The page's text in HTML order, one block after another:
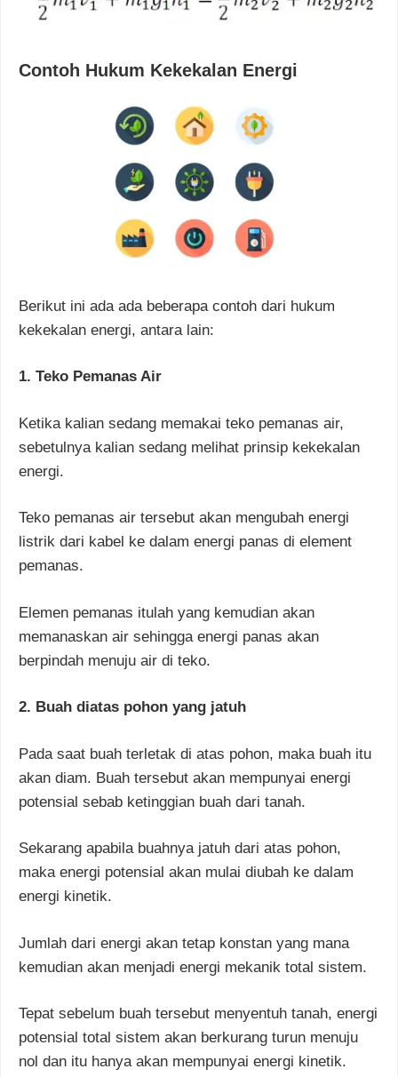
Contoh Hukum Kekekalan Energi
Berikut ini ada ada beberapa contoh dari hukum
kekekalan energi, antara lain:
1. Teko Pemanas Air
Ketika kalian sedang memakai teko pemanas air,
sebetulnya kalian sedang melihat prinsip kekekalan
energi.
Teko pemanas air tersebut akan mengubah energi
listrik dari kabel ke dalam energi panas di element
pemanas.
Elemen pemanas itulah yang kemudian akan
memanaskan air sehingga energi panas akan
berpindah menuju air di teko.
2. Buah diatas pohon yang jatuh
Pada saat buah terletak di atas pohon, maka buah itu
akan diam. Buah tersebut akan mempunyai energi
potensial sebab ketinggian buah dari tanah.
Sekarang apabila buahnya jatuh dari atas pohon,
maka energi potensial akan mulai diubah ke dalam
energi kinetik.
Jumlah dari energi akan tetap konstan yang mana
kemudian akan menjadi energi mekanik total sistem.
Tepat sebelum buah tersebut menyentuh tanah, energi
potensial total sistem akan berkurang turun menuju
nol dan itu hanya akan mempunyai energi kinetik.